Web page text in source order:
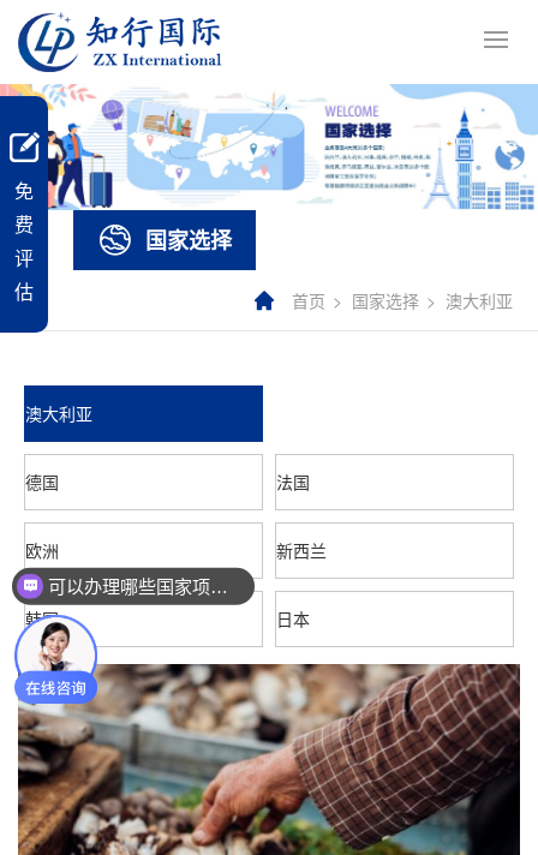
国家选择
首页 国家选择 澳大利亚
澳大利亚
德国 法国
欧洲 新西兰
韩国 日本
免
费
评
估
这个项目如何收费？